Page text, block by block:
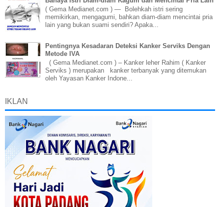
( Gema Medianet.com ) — Bolehkah istri sering
memikirkan, mengagumi, bahkan diam-diam mencintai pria
lain yang bukan suami sendiri? Apaka...
Pentingnya Kesadaran Deteksi Kanker Serviks Dengan
Metode IVA
( Gema Medianet.com ) – Kanker leher Rahim ( Kanker
Serviks ) merupakan kanker terbanyak yang ditemukan
oleh Yayasan Kanker Indone...
IKLAN